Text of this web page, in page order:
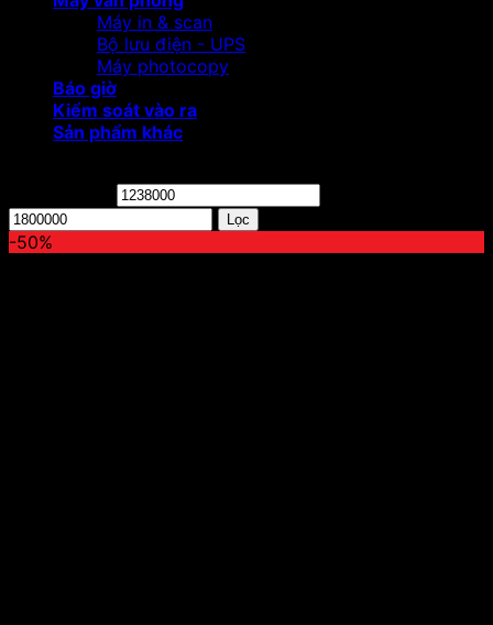
Máy in & scan
Bộ lưu điện - UPS
Máy photocopy
Báo giờ
Kiểm soát vào ra
Sản phẩm khác
Lọc
-50%